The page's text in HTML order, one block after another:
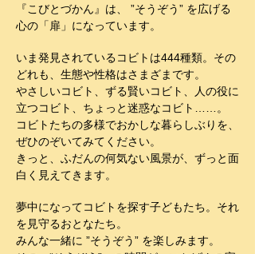
『こびとづかん』は、 ”そうぞう” を広げる
心の「扉」になっています。
いま発見されているコビトは444種類。その
どれも、生態や性格はさまざまです。
やさしいコビト、ずる賢いコビト、人の役に
立つコビト、ちょっと迷惑なコビト……。
コビトたちの多様でおかしな暮らしぶりを、
ぜひのぞいてみてください。
きっと、ふだんの何気ない風景が、ずっと面
白く見えてきます。
夢中になってコビトを探す子どもたち。それ
を見守るおとなたち。
みんな一緒に ”そうぞう” を楽しみます。